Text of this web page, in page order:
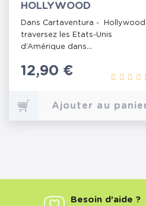
HOLLYWOOD
Dans Cartaventura - Hollywood
traversez les Etats-Unis
d’Amérique dans...
Prix
12,90 €
Ajouter au
Besoin d'aide ?